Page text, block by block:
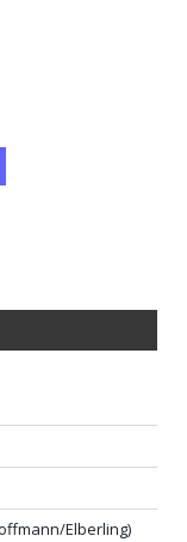
Elberling)